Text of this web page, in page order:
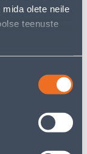
olete neile
teenuste
SCHNEIDER-
SEDNA DESIGN